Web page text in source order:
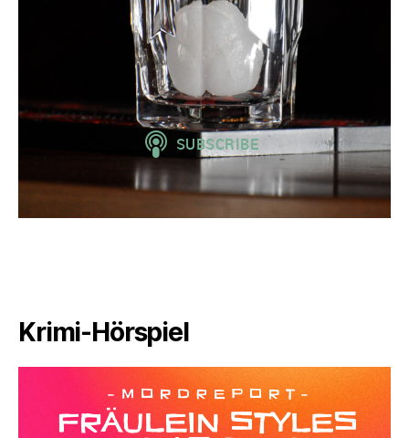
Krimi-Hörspiel